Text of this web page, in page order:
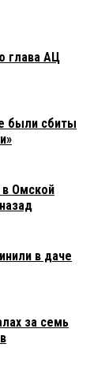
глава АЦ
были сбиты
Омской
в даче
за семь